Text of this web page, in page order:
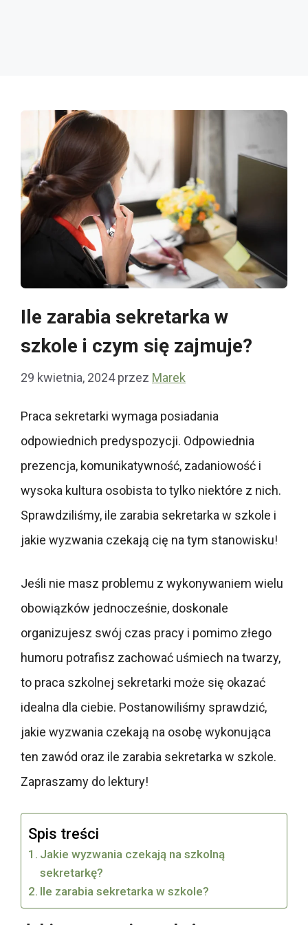
Ile zarabia sekretarka w
szkole i czym się zajmuje?
29 kwietnia, 2024 przez Marek
Praca sekretarki wymaga posiadania
odpowiednich predyspozycji. Odpowiednia
prezencja, komunikatywność, zadaniowość i
wysoka kultura osobista to tylko niektóre z nich.
Sprawdziliśmy, ile zarabia sekretarka w szkole i
jakie wyzwania czekają cię na tym stanowisku!
Jeśli nie masz problemu z wykonywaniem wielu
obowiązków jednocześnie, doskonale
organizujesz swój czas pracy i pomimo złego
humoru potrafisz zachować uśmiech na twarzy,
to praca szkolnej sekretarki może się okazać
idealna dla ciebie. Postanowiliśmy sprawdzić,
jakie wyzwania czekają na osobę wykonująca
ten zawód oraz ile zarabia sekretarka w szkole.
Zapraszamy do lektury!
Spis treści
Jakie wyzwania czekają na szkolną
sekretarkę?
Ile zarabia sekretarka w szkole?